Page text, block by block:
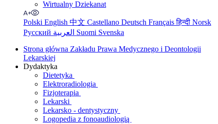
Wirtualny Dziekanat
Polski English 中文 Castellano Deutsch Françaisहिन्दी Norsk
Русский
Suomi Svenska
Strona główna Zakładu Prawa Medycznego i Deontologii
Lekarskiej
Dydaktyka
Dietetyka
Elektroradiologia
Fizjoterapia
Lekarski
Lekarsko - dentystyczny
Logopedia z fonoaudiologią